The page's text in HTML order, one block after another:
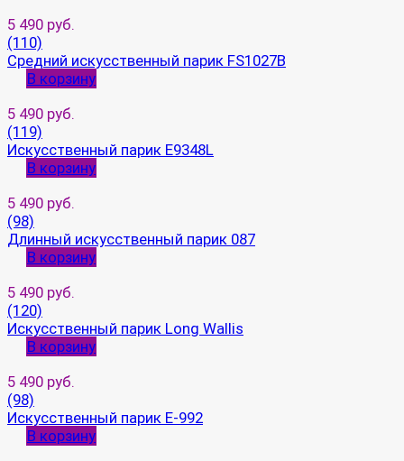
5 490 руб.
(110)
Средний искусственный парик FS1027B
В корзину
5 490 руб.
(119)
Искусственный парик E9348L
В корзину
5 490 руб.
(98)
Длинный искусственный парик 087
В корзину
5 490 руб.
(120)
Искусственный парик Long Wallis
В корзину
5 490 руб.
(98)
Искусственный парик E-992
В корзину